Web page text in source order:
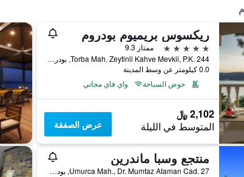
ريكسوس بريميوم بودروم
5 نجوم
ممتاز 9.3
Torba Mah. Zeytinli Kahve Mevkii, P.K. 244, بودروم, تركيا
0.0 كيلومتر عن وسط المدينة
حوض السباحة
واي فاي مجاني
2,102 ﷼
المتوسط في الليلة عرض الصفقة
منتجع وسبا ماندرين
Umurca Mah., Dr. Mumtaz Ataman Cad. 27, بودروم, تركيا